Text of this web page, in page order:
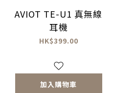
AVIOT TE-U1 真無線
耳機
HK$399.00
加入購物車